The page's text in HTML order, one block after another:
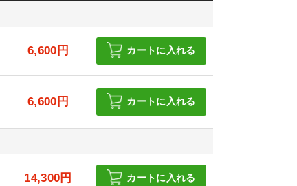
6,600円 カートに入れる
6,600円 カートに入れる
14,300円 カートに入れる